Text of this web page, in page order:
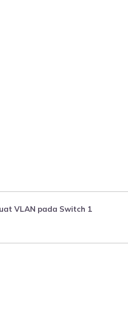
VLAN pada Switch 1